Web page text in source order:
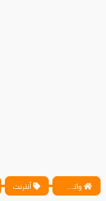
واتس آب ، فيسبوك ، أنترنت ، شروحات تقنية حصرية - المحترف أنترنت